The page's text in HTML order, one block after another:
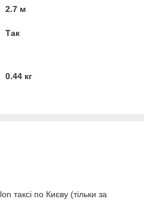
2.7 м
Так
0.44 кг
таксі по Києву (тільки за